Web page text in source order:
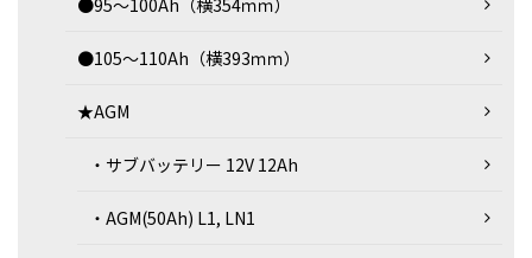
●95～100Ah（横354ｍｍ）
●105～110Ah（横393ｍｍ）
★AGM
・サブバッテリー 12V 12Ah
・AGM(50Ah) L1, LN1